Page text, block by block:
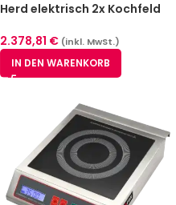
Herd elektrisch 2x Kochfeld
– SPQ 90/40 E
2.378,81 € (inkl. MwSt.)
IN DEN WARENKORB